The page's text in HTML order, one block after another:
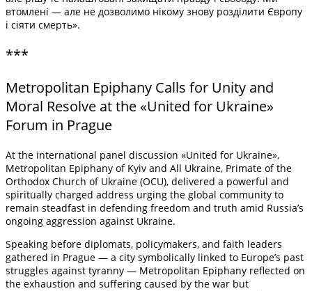
втомлені — але не дозволимо нікому знову розділити Європу
і сіяти смерть».
***
Metropolitan Epiphany Calls for Unity and
Moral Resolve at the «United for Ukraine»
Forum in Prague
At the international panel discussion «United for Ukraine»,
Metropolitan Epiphany of Kyiv and All Ukraine, Primate of the
Orthodox Church of Ukraine (OCU), delivered a powerful and
spiritually charged address urging the global community to
remain steadfast in defending freedom and truth amid Russia’s
ongoing aggression against Ukraine.
Speaking before diplomats, policymakers, and faith leaders
gathered in Prague — a city symbolically linked to Europe’s past
struggles against tyranny — Metropolitan Epiphany reflected on
the exhaustion and suffering caused by the war but